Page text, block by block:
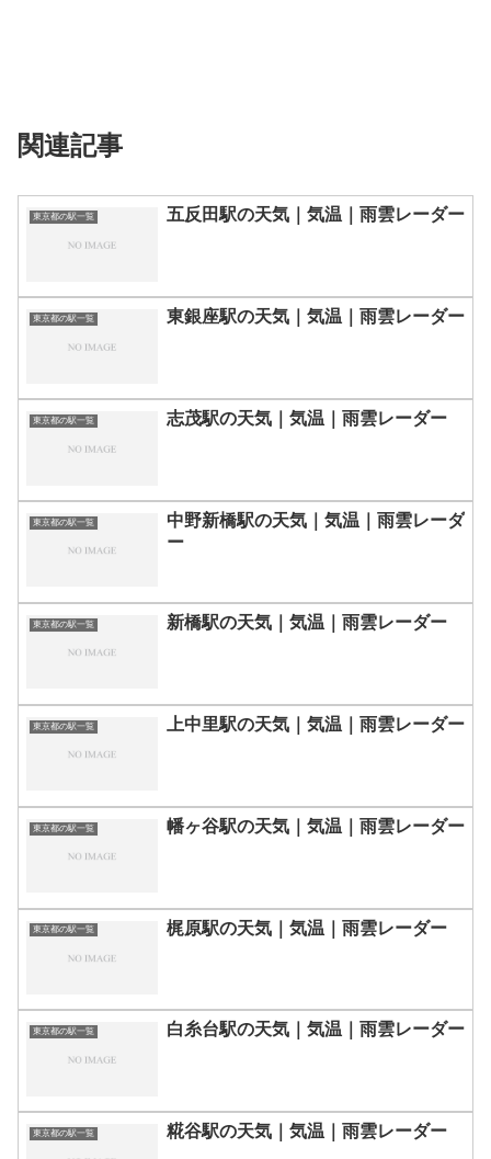
関連記事
東京都の駅一覧 五反田駅の天気｜気温｜雨雲レーダー
東京都の駅一覧 東銀座駅の天気｜気温｜雨雲レーダー
東京都の駅一覧 志茂駅の天気｜気温｜雨雲レーダー
東京都の駅一覧
中野新橋駅の天気｜気温｜雨雲レーダ
ー
東京都の駅一覧 新橋駅の天気｜気温｜雨雲レーダー
東京都の駅一覧 上中里駅の天気｜気温｜雨雲レーダー
東京都の駅一覧 幡ヶ谷駅の天気｜気温｜雨雲レーダー
東京都の駅一覧 梶原駅の天気｜気温｜雨雲レーダー
東京都の駅一覧 白糸台駅の天気｜気温｜雨雲レーダー
東京都の駅一覧 糀谷駅の天気｜気温｜雨雲レーダー